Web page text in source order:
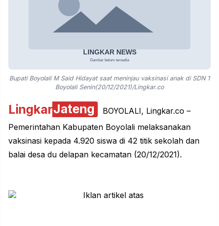
Bupati Boyolali M Said Hidayat saat meninjau vaksinasi anak di SDN 1
Boyolali Senin(20/12/2021)/Lingkar.co
LingkarJateng
BOYOLALI, Lingkar.co –
Pemerintahan Kabupaten Boyolali melaksanakan
vaksinasi kepada 4.920 siswa di 42 titik sekolah dan
balai desa du delapan kecamatan (20/12/2021).